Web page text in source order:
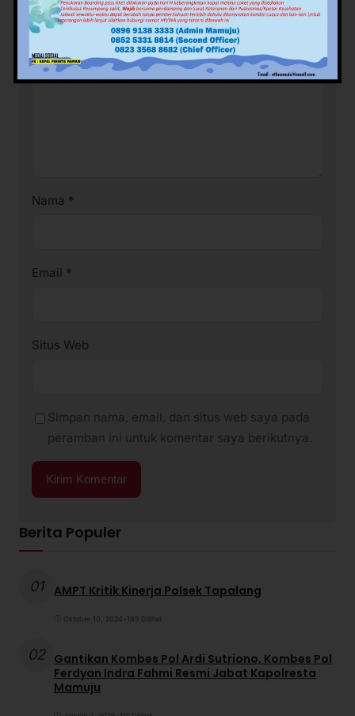
Komentar*
Nama *
Email *
Situs Web
Simpan nama, email, dan situs web saya pada
peramban ini untuk komentar saya berikutnya.
Berita Populer
01 AMPT Kritik Kinerja Polsek Tapalang
Oktober 10, 2024 195 Dilihat
02 Gantikan Kombes Pol Ardi Sutriono, Kombes Pol
Ferdyan Indra Fahmi Resmi Jabat Kapolresta
Mamuju